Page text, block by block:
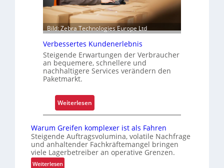
t
e
r
a
l
e
e
n
e
c
h
Bild: Zebra Technologies Europe Ltd
Verbessertes Kundenerlebnis
Steigende Erwartungen der Verbraucher
an bequemere, schnellere und
nachhaltigere Services verändern den
Paketmarkt.
Weiterlesen:
V
r
b
e
Warum Greifen komplexer ist als Fahren
Steigende Auftragsvolumina, volatile Nachfrage
und anhaltender Fachkräftemangel bringen
viele Lagerbetreiber an operative Grenzen.
Weiterlesen: